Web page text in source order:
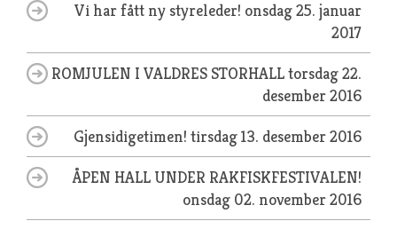
Vi har fått ny styreleder! onsdag 25. januar
2017
ROMJULEN I VALDRES STORHALLtorsdag 22.
desember 2016
Gjensidigetimen! tirsdag 13. desember 2016
ÅPEN HALL UNDER RAKFISKFESTIVALEN!
onsdag 02. november 2016